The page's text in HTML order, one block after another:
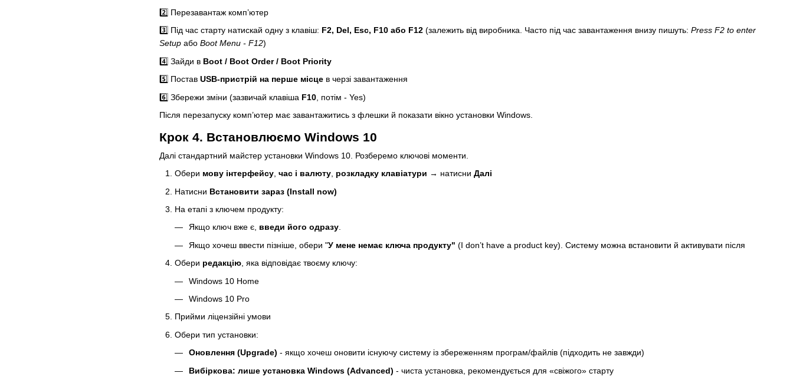
2️⃣ Перезавантаж комп’ютер
3️⃣ Під час старту натискай одну з клавіш: F2, Del, Esc, F10 або F12 (залежить від виробника. Часто під час завантаження внизу пишуть: Press F2 to enter
Setup або Boot Menu - F12)
4️⃣ Зайди в Boot / Boot Order / Boot Priority
5️⃣ Постав USB-пристрій на перше місце в черзі завантаження
6️⃣ Збережи зміни (зазвичай клавіша F10 , потім - Yes)
Після перезапуску комп’ютер має завантажитись з флешки й показати вікно установки Windows.
Крок 4. Встановлюємо Windows 10
Далі стандартний майстер установки Windows 10. Розберемо ключові моменти.
Обери мову інтерфейсу, час і валюту, розкладку клавіатури → натисни Далі
Натисни Встановити зараз (Install now)
На етапі з ключем продукту:
Якщо ключ вже є, введи його одразу.
Якщо хочеш ввести пізніше, обери "У мене немає ключа продукту" (I don’t have a product key). Систему можна встановити й активувати після
Обери редакцію, яка відповідає твоєму ключу:
Windows 10 Home
Windows 10 Pro
Прийми ліцензійні умови
Обери тип установки:
Оновлення (Upgrade) - якщо хочеш оновити існуючу систему із збереженням програм/файлів (підходить не завжди)
Вибіркова: лише установка Windows (Advanced) - чиста установка, рекомендується для «свіжого» старту